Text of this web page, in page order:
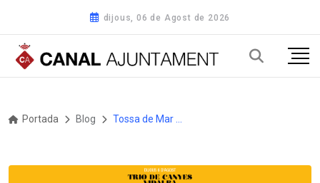
dijous, 06 de Agost de 2026
Portada Blog